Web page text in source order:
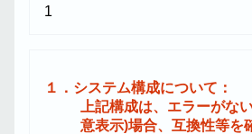
1
１．システム構成について：
上記構成は、エラーがな
意表示)場合、互換性等を